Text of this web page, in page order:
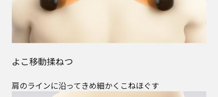
よこ移動揉ねつ
肩のラインに沿ってきめ細かくこねほぐす